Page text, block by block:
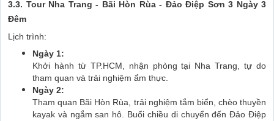
3.3. Tour Nha Trang - Bãi Hòn Rùa - Đảo Điệp Sơn 3 Ngày 3
Đêm
Lịch trình:
Ngày 1:
Khởi hành từ TP.HCM, nhận phòng tại Nha Trang, tự do
tham quan và trải nghiệm ẩm thực.
Ngày 2:
Tham quan Bãi Hòn Rùa, trải nghiệm tắm biển, chèo thuyền
kayak và ngắm san hô. Buổi chiều di chuyển đến Đảo Điệp